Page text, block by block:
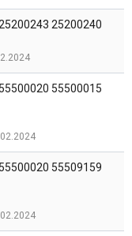
25200240
55500015
55509159